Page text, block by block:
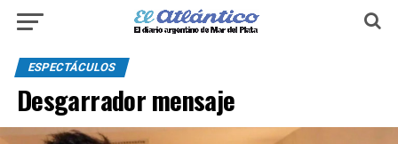
ESPECTÁCULOS
Desgarrador mensaje